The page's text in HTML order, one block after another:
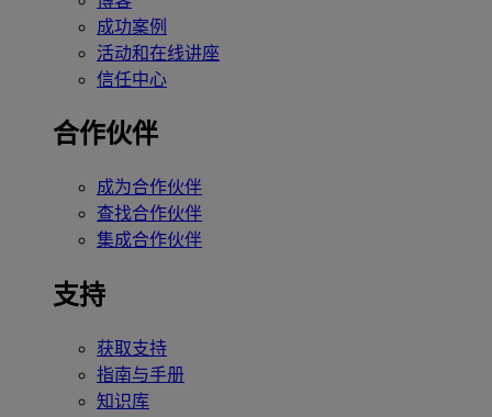
成功案例
活动和在线讲座
信任中心
合作伙伴
成为合作伙伴
查找合作伙伴
集成合作伙伴
支持
获取支持
指南与手册
知识库